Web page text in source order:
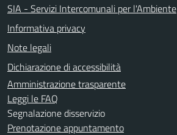
SIA - Servizi Intercomunali per l'Ambiente
Informativa privacy
Note legali
Dichiarazione di accessibilità
Amministrazione trasparente
Leggi le FAQ
Segnalazione disservizio
Prenotazione appuntamento